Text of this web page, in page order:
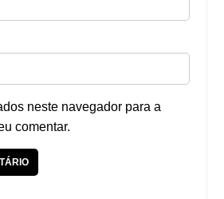
neste navegador para a
comentar.